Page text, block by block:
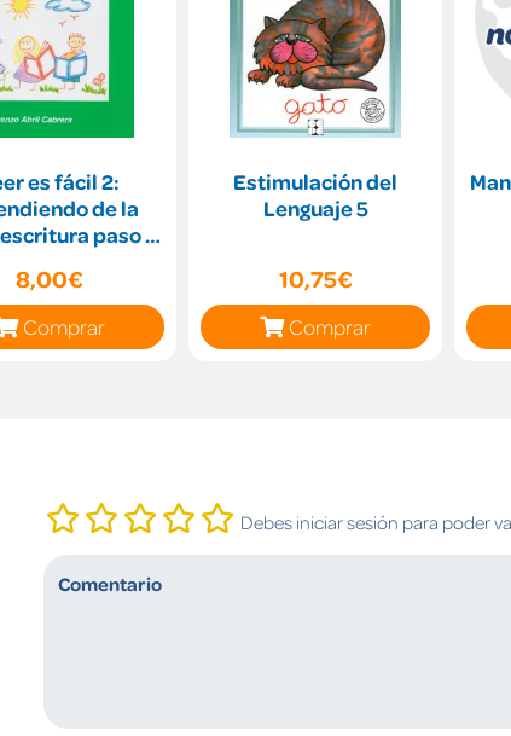
es fácil 2:
de la
paso a
8,00€
Comprar
Estimulación del
Lenguaje 5
10,75€
Comprar
Debes iniciar sesión para poder